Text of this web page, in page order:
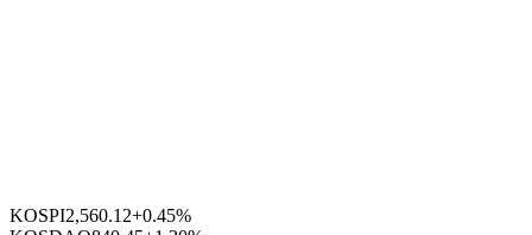
KOSPI2,560.12+0.45%